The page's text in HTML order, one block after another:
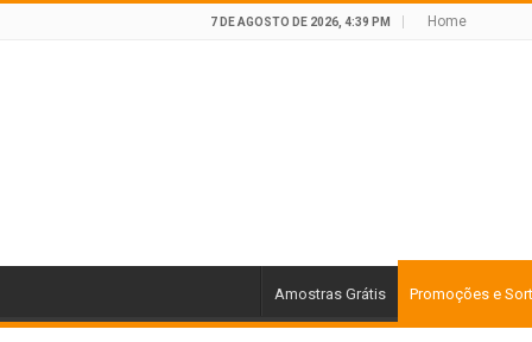
7 DE AGOSTO DE 2026, 4:39 PM Home
Amostras Grátis Promoções e